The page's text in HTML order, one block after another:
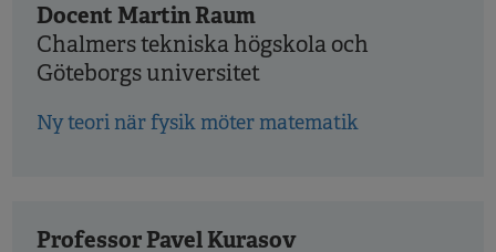
Docent Martin Raum
Chalmers tekniska högskola och
Göteborgs universitet
Ny teori när fysik möter matematik
Professor Pavel Kurasov